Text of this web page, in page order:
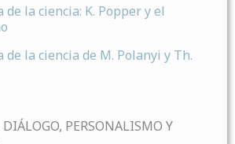
de la ciencia: K. Popper y el
de la ciencia de M. Polanyi y Th.
PERSONALISMO Y